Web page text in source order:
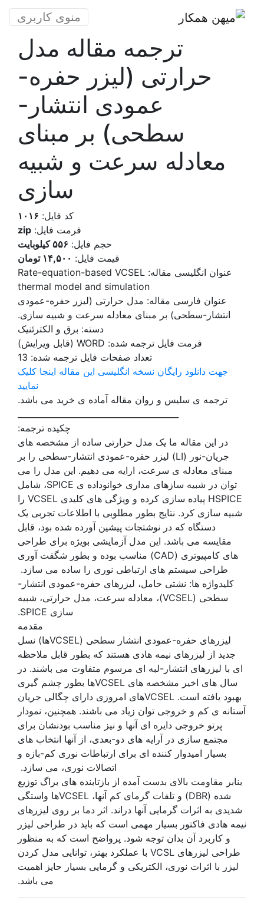
منوی کاربری
ترجمه مقاله مدل
حرارتی (لیزر حفره-
عمودی انتشار-
سطحی) بر مبنای
معادله سرعت و شبیه
سازی
کد فایل: ۱۰۱۶
فرمت فایل: zip
حجم فایل: ۵۵۶ کیلوبایت
قیمت فایل: ۱۴,۵۰۰ تومان
عنوان انگلیسی مقاله: Rate-equation-based VCSEL
thermal model and simulation
عنوان فارسی مقاله: مدل حرارتی (لیزر حفره-عمودی
انتشار-سطحی) بر مبنای معادله سرعت و شبیه سازی.
دسته: برق و الکترئنیک
فرمت فایل ترجمه شده: WORD (قابل ویرایش)
تعداد صفحات فایل ترجمه شده: 13
جهت دانلود رایگان نسخه انگلیسی این مقاله اینجا کلیک
نمایید
ترجمه ی سلیس و روان مقاله آماده ی خرید می باشد.
چکیده ترجمه:
در این مقاله ما یک مدل حرارتی ساده از مشخصه های
جریان-نور (LI) لیزر حفره-عمودی انتشار-سطحی را بر
مبنای معادله ی سرعت، ارایه می دهیم. این مدل را می
توان در شبیه سازهای مداری خوانوداده ی SPICE، شامل
HSPICE پیاده سازی کرده و ویژگی های کلیدی VCSEL را
شبیه سازی کرد. نتایج بطور مطلوبی با اطلاعات تجربی یک
دستگاه که در نوشتجات پیشین آورده شده بود، قابل
مقایسه می باشد. این مدل آزمایشی بویژه برای طراحی
های کامپیوتری (CAD) مناسب بوده و بطور شگفت آوری
طراحی سیستم های ارتباطی نوری را ساده می سازد.
کلیدواژه ها: نشتی حامل، لیزرهای حفره-عمودی انتشار-
سطحی (VCSEL)، معادله سرعت، مدل حرارتی، شبیه
سازی SPICE.
مقدمه
لیزرهای حفره-عمودی انتشار سطحی (VCSELها) نسل
جدید از لیزرهای نیمه هادی هستند که بطور قابل ملاحظه
ای با لیزرهای انتشار-لبه ای مرسوم متفاوت می باشند. در
سال های اخیر مشخصه های VCSELها بطور چشم گیری
بهبود یافته است. VCSELهای امروزی دارای چگالی جریان
آستانه ی کم و خروجی توان زیاد می باشند. همچنین، نمودار
پرتو خروجی دایره ای آنها و نیز مناسب بودنشان برای
مجتمع سازی در آرایه های دو-بعدی، از آنها انتخاب های
بسیار امیدوار کننده ای برای ارتباطات نوری کم-بازه و
اتصالات نوری، می سازد.
بنابر مقاومت بالای بدست آمده از بازتابنده های براگ توزیع
شده (DBR) و تلفات گرمای کم آنها، VCSELها واستگی
شدیدی به اثرات گرمایی آنها دراند. اثر دما بر روی لیزرهای
نیمه هادی فاکتور بسیار مهمی است که باید در طراحی لیزر
و کاربرد آن بدان توجه شود. پرواضح است که به منظور
طراحی لیزرهای VCSL با عملکرد بهتر، توانایی مدل کردن
لیزر با اثرات نوری، الکتریکی و گرمایی بسیار حایز اهمیت
می باشد.